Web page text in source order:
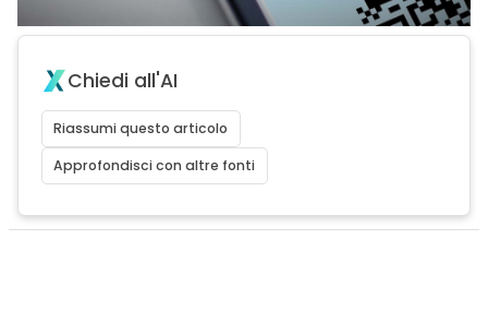
Chiedi all'AI
Riassumi questo articolo
Approfondisci con altre fonti